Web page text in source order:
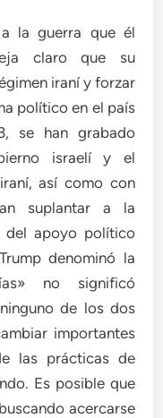
la guerra que él
claro que su
iraní y forzar
político en el país
se han grabado
israelí y el
así como con
suplantar a la
del apoyo político
denominó la
no significó
de los dos
importantes
las prácticas de
Es posible que
acercarse